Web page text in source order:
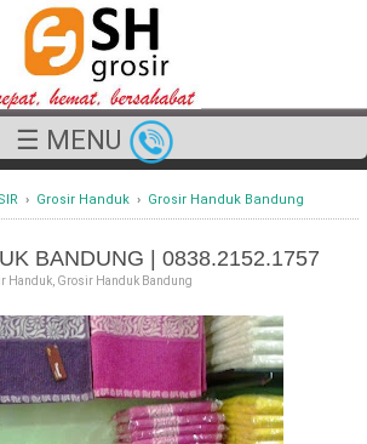
☰ MENU
› Grosir Handuk › Grosir Handuk Bandung
BANDUNG | 0838.2152.1757
Handuk, Grosir Handuk Bandung